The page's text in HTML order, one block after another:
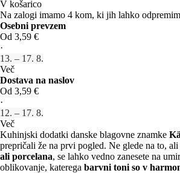
V košarico
Na zalogi imamo 4 kom, ki jih lahko
Osebni prevzem
Od 3,59 €
·
13. – 17. 8.
Več
Dostava na naslov
Od 3,59 €
·
12. – 17. 8.
Več
Kuhinjski dodatki danske blagovne znamke
prepričali že na prvi pogled. Ne glede na to,
ali porcelana, se lahko vedno zanesete na
oblikovanje, katerega barvni toni so v